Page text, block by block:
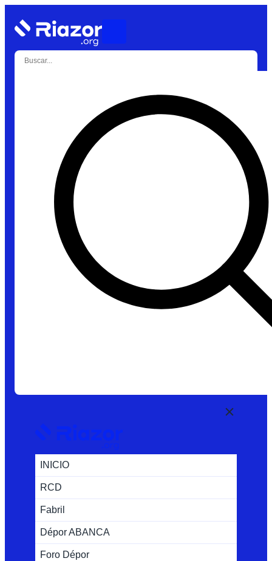
INICIO
RCD
Fabril
Dépor ABANCA
Foro Dépor